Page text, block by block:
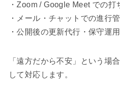
・Zoom / Google Meet での打
・メール・チャットでの進行
・公開後の更新代行・保守運
「遠方だから不安」という場
して対応します。